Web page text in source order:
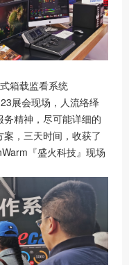
箱载监看系统
展会现场，人流络绎
精神，尽可能详细的
，三天时间，收获了
『盛火科技』现场